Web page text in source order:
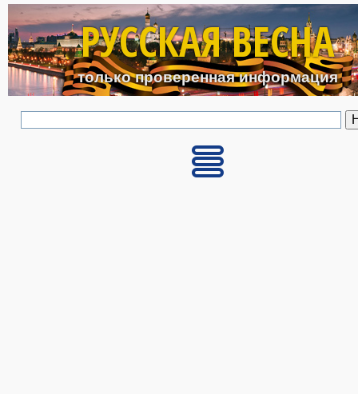
Перейти к основному
РУССКАЯ ВЕСНА
только проверенная информация